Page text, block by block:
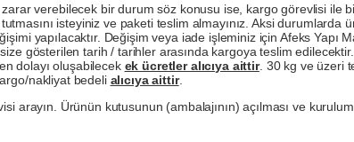
verebilecek bir durum söz konusu ise, kargo görevlisi ile
isteyiniz ve paketi teslim almayınız. Aksi durumlarda
yapılacaktır. Değişim veya iade işleminiz için Afeks Yapı
gösterilen tarih / tarihler arasında kargoya teslim
dolayı oluşabilecek ek ücretler alıcıya aittir. 30 kg ve üzeri
nakliyat bedeli alıcıya aittir.
arayın. Ürünün kutusunun (ambalajının) açılması ve